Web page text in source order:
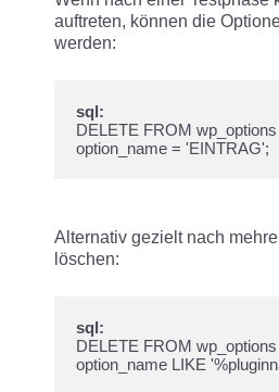
auftreten, können die
werden:
sql:
DELETE FROM
option_name = 'EINTRAG';
Alternativ gezielt nach
löschen:
sql:
DELETE FROM
option_name LIKE